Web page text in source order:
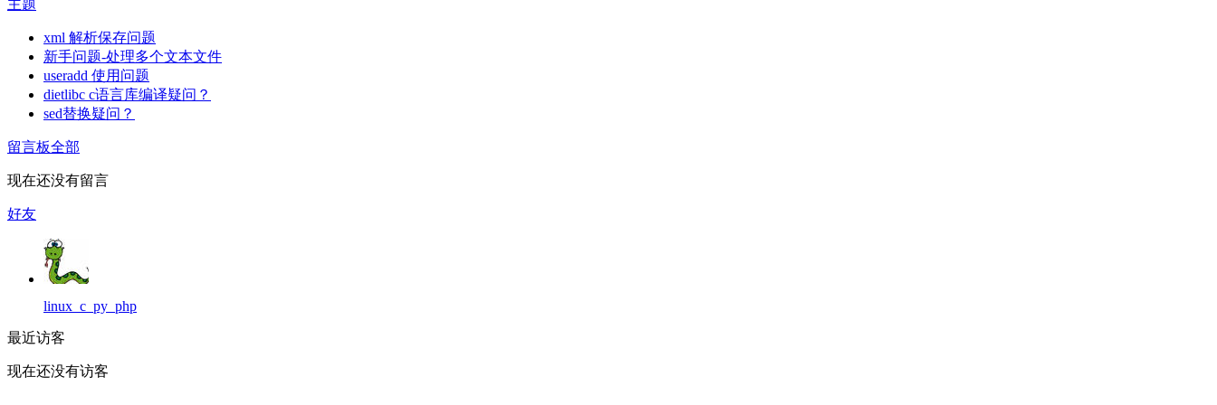
主题
xml 解析保存问题
新手问题-处理多个文本文件
useradd 使用问题
dietlibc c语言库编译疑问？
sed替换疑问？
留言板全部
现在还没有留言
好友
linux_c_py_php
最近访客
现在还没有访客